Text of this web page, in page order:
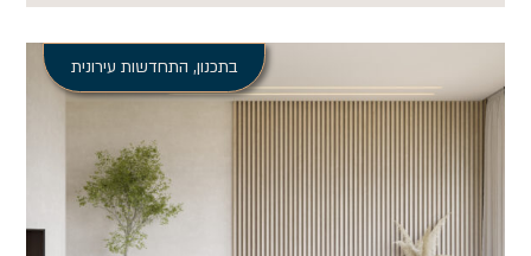
בתכנון, התחדשות עירונית